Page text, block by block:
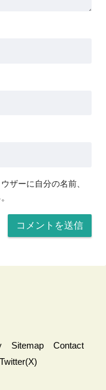
ザーに自分の名前、
Sitemap
Contact
Twitter(X)